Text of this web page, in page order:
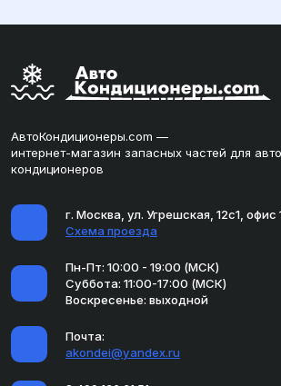
АвтоКондиционеры.com —
интернет-магазин запасных частей для
кондиционеров
г. Москва, ул. Угрешская, 12с1, офис
Схема проезда
Пн-Пт: 10:00 - 19:00 (МСК)
Суббота: 11:00-17:00 (МСК)
Воскресенье: выходной
Почта:
akondei@yandex.ru